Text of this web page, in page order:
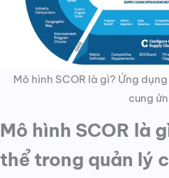
Mô hình SCOR là gì? Ứng
cung
Mô hình SCOR là
thể trong quản lý